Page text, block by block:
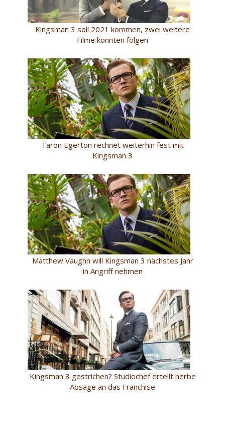
Kingsman 3 soll 2021 kommen, zwei weitere
Filme könnten folgen
Taron Egerton rechnet weiterhin fest mit
Kingsman 3
Matthew Vaughn will Kingsman 3 nächstes Jahr
in Angriff nehmen
Kingsman 3 gestrichen? Studiochef erteilt herbe
Absage an das Franchise